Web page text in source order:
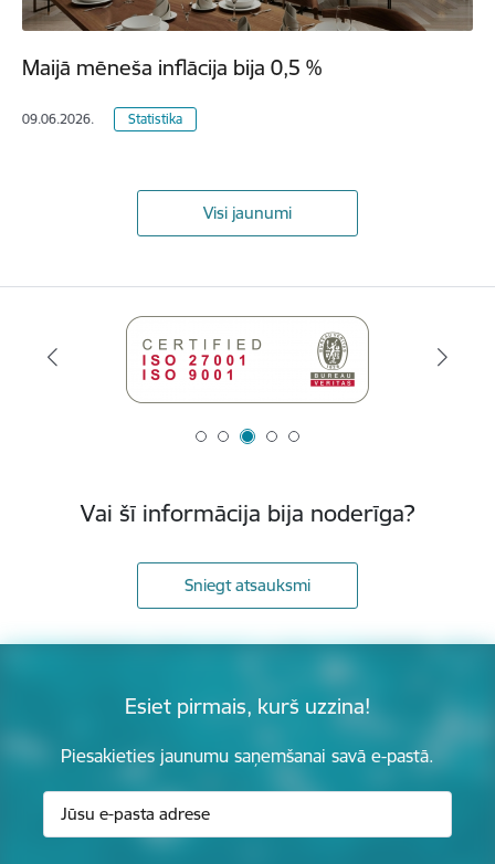
Maijā mēneša inflācija bija 0,5 %
09.06.2026. Statistika
Visi jaunumi
Vai šī informācija bija noderīga?
Sniegt atsauksmi
Esiet pirmais, kurš uzzina!
Piesakieties jaunumu saņemšanai savā e-pastā.